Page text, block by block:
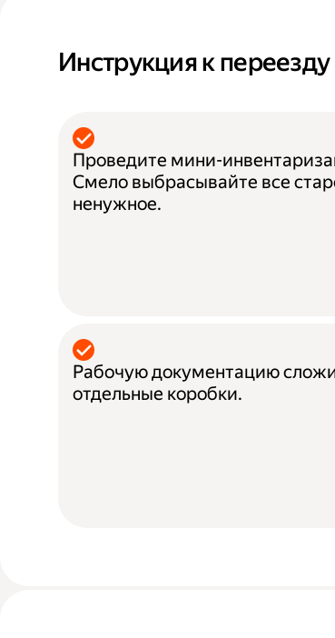
Инструкция к
Проведите мини-
Смело выбрасывайте все
ненужное.
Рабочую документацию
отдельные коробки.